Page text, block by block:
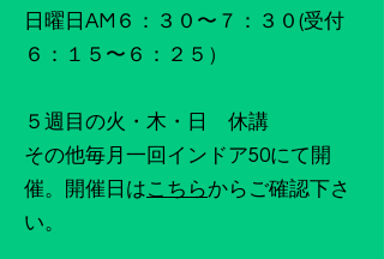
日曜日AM６：３０〜７：３０(受付
６：１５〜６：２５）
５週目の火・木・日 休講
その他毎月一回インドア50にて開
催。開催日はこちらからご確認下さ
い。